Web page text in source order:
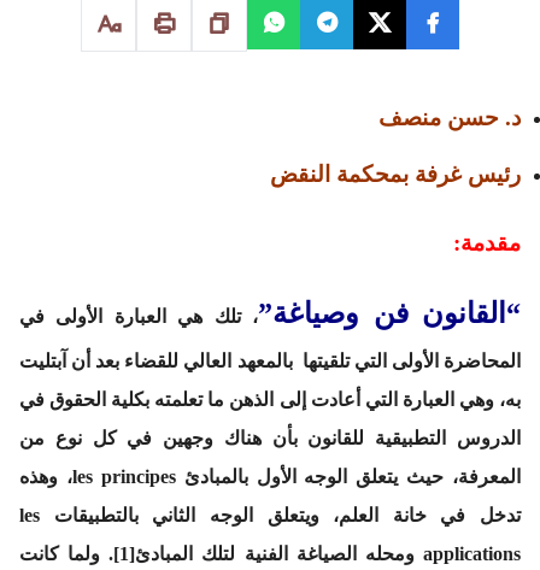
د. حسن منصف
رئيس غرفة بمحكمة النقض
مقدمة:
“القانون فن وصياغة”، تلك هي العبارة الأولى في
المحاضرة الأولى التي تلقيتها بالمعهد العالي للقضاء بعد أن آبتليت
به، وهي العبارة التي أعادت إلى الذهن ما تعلمته بكلية الحقوق في
الدروس التطبيقية للقانون بأن هناك وجهين في كل نوع من
المعرفة، حيث يتعلق الوجه الأول بالمبادئ les principes، وهذه
تدخل في خانة العلم، ويتعلق الوجه الثاني بالتطبيقات les
applications ومحله الصياغة الفنية لتلك المبادئ[1]. ولما كانت